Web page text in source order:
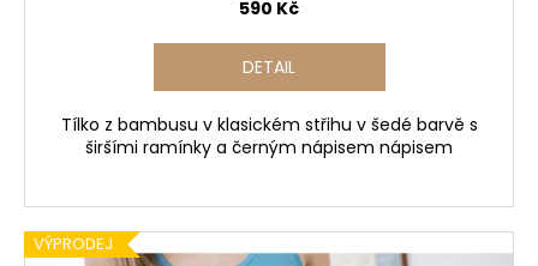
590 Kč
DETAIL
Tílko z bambusu v klasickém střihu v šedé barvě s
širšími ramínky a černým nápisem nápisem
VÝPRODEJ